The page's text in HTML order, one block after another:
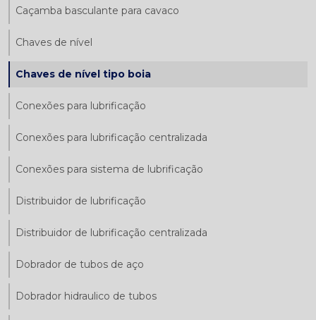
Caçamba basculante para cavaco
Chaves de nível
Chaves de nível tipo boia
Conexões para lubrificação
Conexões para lubrificação centralizada
Conexões para sistema de lubrificação
Distribuidor de lubrificação
Distribuidor de lubrificação centralizada
Dobrador de tubos de aço
Dobrador hidraulico de tubos